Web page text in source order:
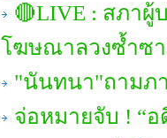
🔴LIVE : สภาผู้
โฆษณาลวงซ้ำซ
"นันทนา"ถามภ
จ่อหมายจับ ! “